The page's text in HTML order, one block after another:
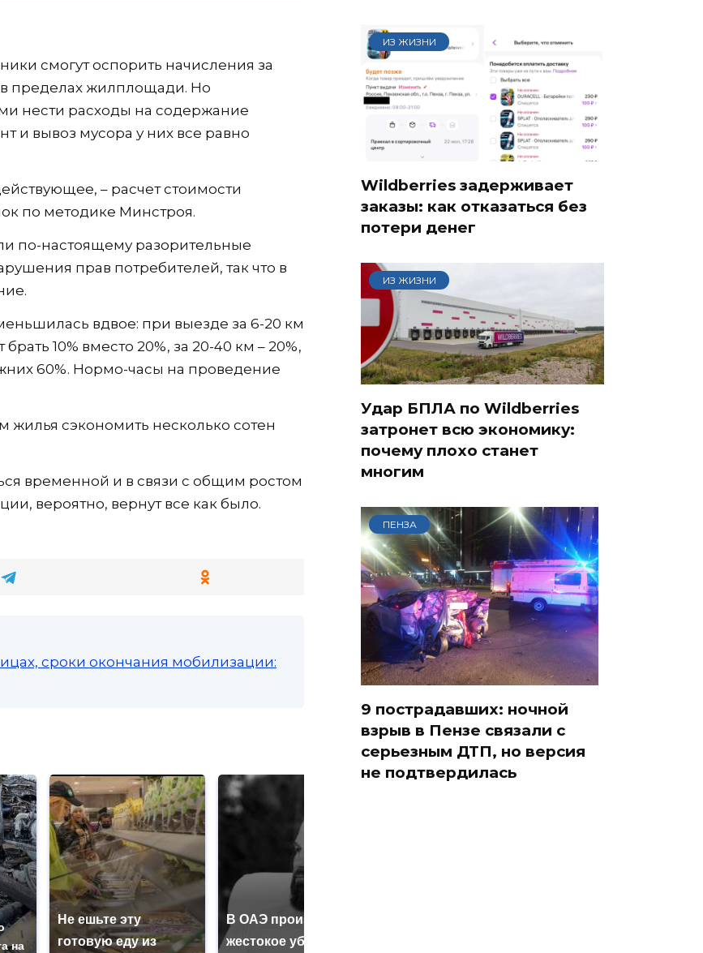
смогут оспорить начисления за
пределах жилплощади. Но
нести расходы на содержание
и вывоз мусора у них все равно
– расчет стоимости
по методике Минстроя.
по-настоящему разорительные
прав потребителей, так что в
вдвое: при выезде за 6-20 км
10% вместо 20%, за 20-40 км – 20%,
60%. Нормо-часы на проведение
жилья сэкономить несколько сотен
временной и в связи с общим ростом
вероятно, вернут все как было.
сроки окончания мобилизации:
на
Не ешьте эту
готовую еду из
В ОАЭ произошло
жестокое убийство
ИЗ ЖИЗНИ
Wildberries задерживает
заказы: как отказаться без
потери денег
ИЗ ЖИЗНИ
Удар БПЛА по Wildberries
затронет всю экономику:
почему плохо станет
многим
ПЕНЗА
9 пострадавших: ночной
взрыв в Пензе связали с
серьезным ДТП, но версия
не подтвердилась